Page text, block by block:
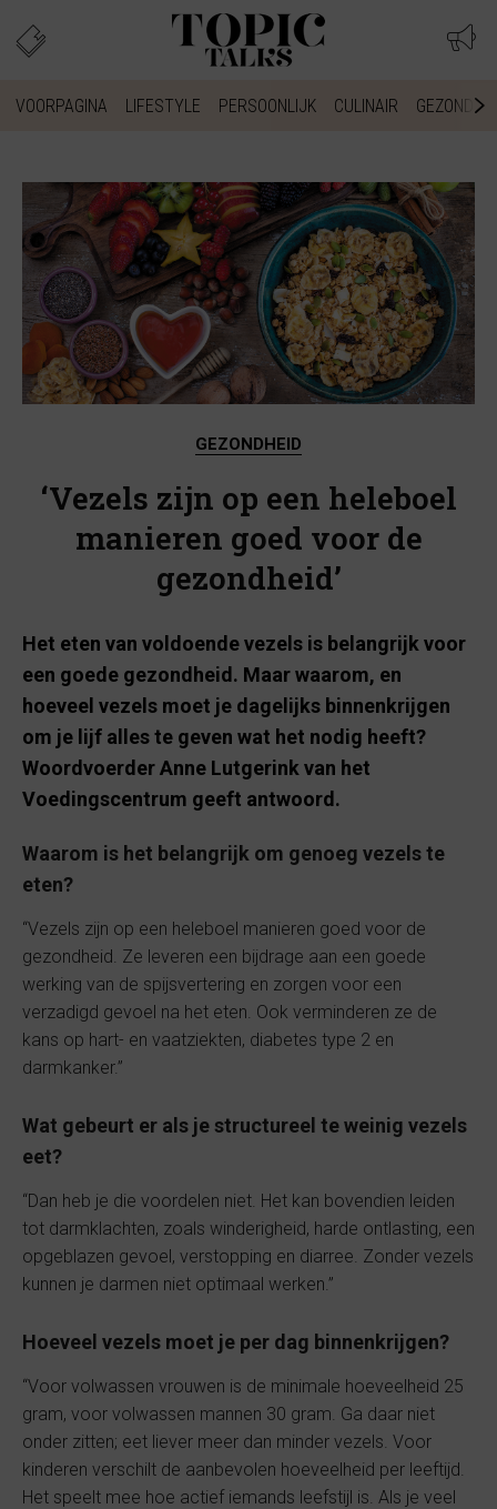
VOORPAGINA LIFESTYLE PERSOONLIJK CULINAIR
GEZONDHEID
‘Vezels zijn op een heleboel
manieren goed voor de
gezondheid’
Het eten van voldoende vezels is belangrijk voor
een goede gezondheid. Maar waarom, en
hoeveel vezels moet je dagelijks binnenkrijgen
om je lijf alles te geven wat het nodig heeft?
Woordvoerder Anne Lutgerink van het
Voedingscentrum geeft antwoord.
Waarom is het belangrijk om genoeg vezels te
eten?
“Vezels zijn op een heleboel manieren goed voor de
gezondheid. Ze leveren een bijdrage aan een goede
werking van de spijsvertering en zorgen voor een
verzadigd gevoel na het eten. Ook verminderen ze de
kans op hart- en vaatziekten, diabetes type 2 en
darmkanker.”
Wat gebeurt er als je structureel te weinig vezels
eet?
“Dan heb je die voordelen niet. Het kan bovendien leiden
tot darmklachten, zoals winderigheid, harde ontlasting, een
opgeblazen gevoel, verstopping en diarree. Zonder vezels
kunnen je darmen niet optimaal werken.”
Hoeveel vezels moet je per dag binnenkrijgen?
“Voor volwassen vrouwen is de minimale hoeveelheid 25
gram, voor volwassen mannen 30 gram. Ga daar niet
onder zitten; eet liever meer dan minder vezels. Voor
kinderen verschilt de aanbevolen hoeveelheid per leeftijd.
Het speelt mee hoe actief iemands leefstijl is. Als je veel